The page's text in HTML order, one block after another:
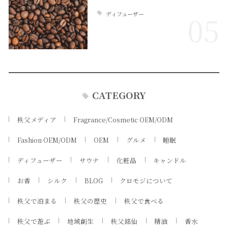
ディフューザー
CATEGORY
秩父メディア Fragrance/Cosmetic OEM/ODM
Fashion OEM/ODM OEM グルメ 睡眠
ディフューザー サウナ 化粧品 キャンドル
お香 シルク BLOG クロモジについて
秩父で泊まる 秩父の歴史 秩父で食べる
秩父で遊ぶ 地域創生 秩父銘仙 精油 香水